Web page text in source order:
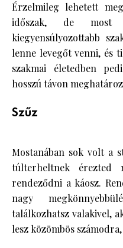
Érzelmileg lehetett
időszak, de most
kiegyensúlyozottabb
lenne levegőt venni, és
szakmai életedben
hosszú távon
Szűz
Mostanában sok volt a
túlterheltnek érezted
rendeződni a káosz.
nagy
találkozhatsz valakivel,
lesz közömbös